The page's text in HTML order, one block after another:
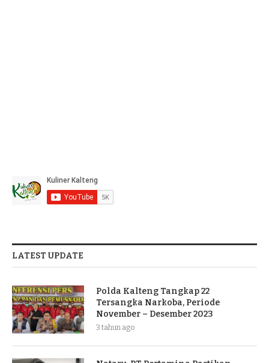
LATEST UPDATE
Polda Kalteng Tangkap 22
Tersangka Narkoba, Periode
November – Desember 2023
3 tahun ago